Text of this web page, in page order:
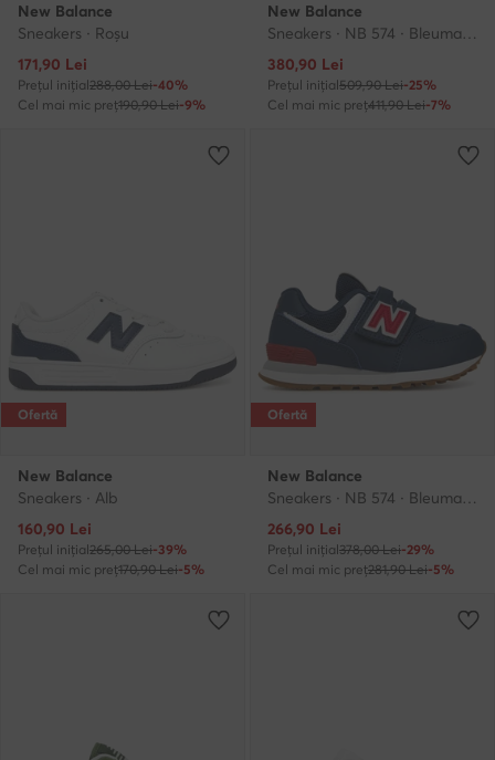
New Balance
Sneakers · Roșu
Prețul actual
171,90 Lei
Prețul inițial288,00 Lei-40%
Cel mai mic preț190,90 Lei-9%
New Balance
Sneakers · NB 574 · Bleumarin
Prețul actual
380,90 Lei
Prețul inițial509,90 Lei-25%
Cel mai mic preț411,90 Lei-7%
Ofertă
New Balance
Sneakers · Alb
Prețul actual
160,90 Lei
Prețul inițial265,00 Lei-39%
Cel mai mic preț170,90 Lei-5%
Ofertă
New Balance
Sneakers · NB 574 · Bleumarin
Prețul actual
266,90 Lei
Prețul inițial378,00 Lei-29%
Cel mai mic preț281,90 Lei-5%